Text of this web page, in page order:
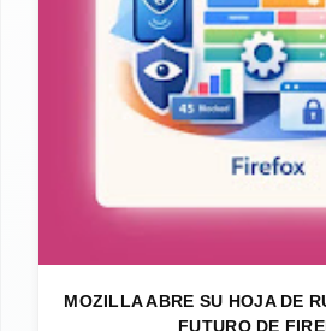
MOZILLA ABRE SU HOJA DE
FUTURO DE